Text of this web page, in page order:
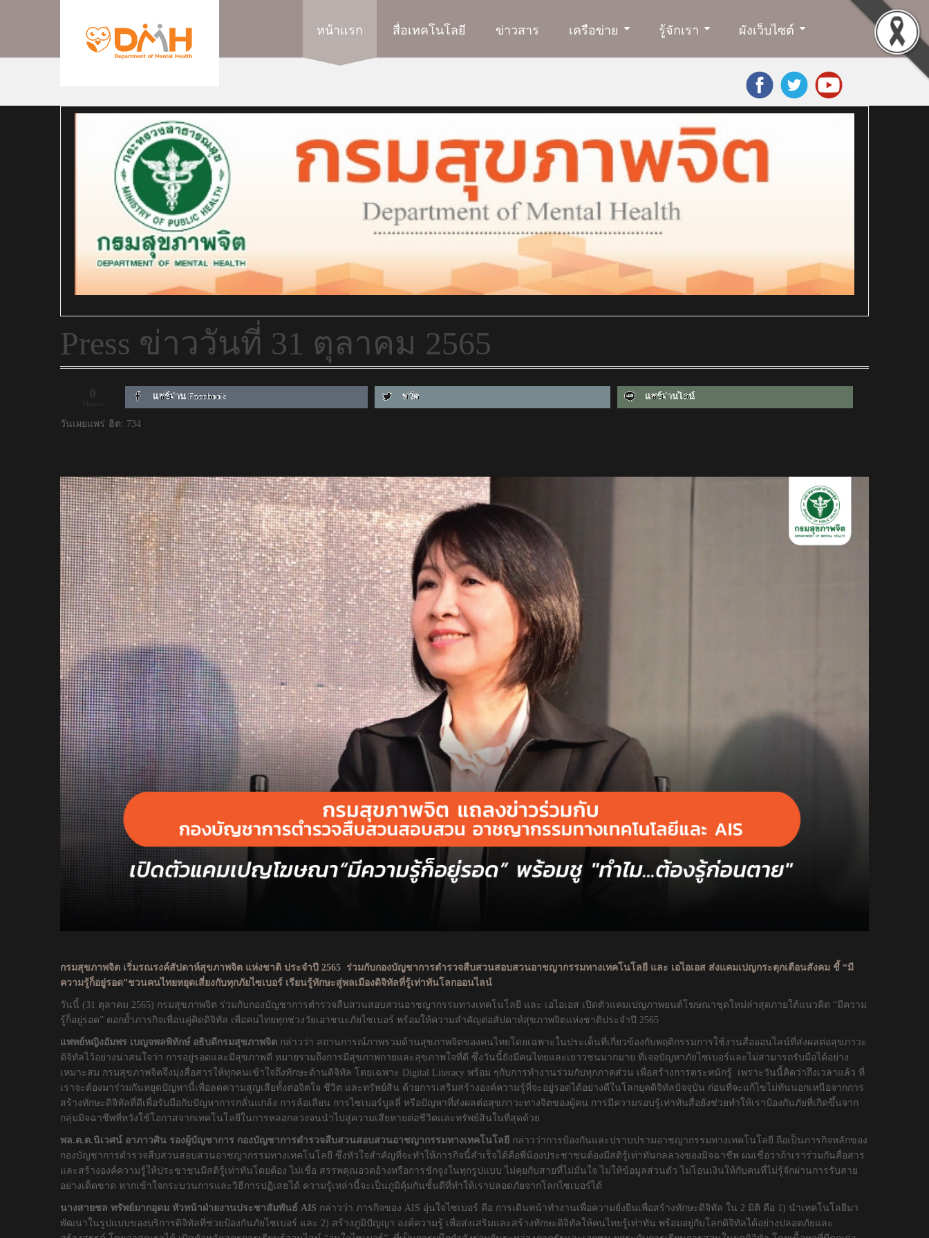
หน้าแรก สื่อเทคโนโลยี ข่าวสาร เครือข่าย รู้จักเรา ผังเว็บไซต์
Press ข่าววันที่ 31 ตุลาคม 2565
0 แชร์ผ่าน Facebook ทวีต แชร์ผ่านไลน์
วันเผยแพร่ ฮิต: 734
กรมสุขภาพจิต เริ่มรณรงค์สัปดาห์สุขภาพจิต แห่งชาติ ประจำปี 2565 ร่วมกับกองบัญชาการตำรวจสืบสวนสอบสวนอาชญากรรมทางเทคโนโลยี และ เอไอเอส ส่งแคมเปญกระตุกเตือนสังคม ชี้ “มี
ความรู้ก็อยู่รอด”ชวนคนไทยหยุดเสี่ยงกับทุกภัยไซเบอร์ เรียนรู้ทักษะสู่พลเมืองดิจิทัลที่รู้เท่าทันโลกออนไลน์
วันนี้ (31 ตุลาคม 2565) กรมสุขภาพจิต ร่วมกับกองบัญชาการตำรวจสืบสวนสอบสวนอาชญากรรมทางเทคโนโลยี และ เอไอเอส เปิดตัวแคมเปญภาพยนต์โฆษณาชุดใหม่ล่าสุดภายใต้แนวคิด “มีความ
รู้ก็อยู่รอด” ตอกย้ำภารกิจเพื่อนคู่คิดดิจิทัล เพื่อคนไทยทุกช่วงวัยเอาชนะภัยไซเบอร์ พร้อมให้ความสำคัญต่อสัปดาห์สุขภาพจิตแห่งชาติประจำปี 2565
แพทย์หญิงอัมพร เบญจพลพิทักษ์ อธิบดีกรมสุขภาพจิต กล่าวว่า สถานการณ์ภาพรวมด้านสุขภาพจิตของคนไทยโดยเฉพาะในประเด็นที่เกี่ยวข้องกับพฤติกรรมการใช้งานสื่อออนไลน์ที่ส่งผลต่อสุขภาวะ
ดิจิทัลไว้อย่างน่าสนใจว่า การอยู่รอดและมีสุขภาพดี หมายรวมถึงการมีสุขภาพกายและสุขภาพใจที่ดี ซึ่งวันนี้ยังมีคนไทยและเยาวชนมากมาย ที่เจอปัญหาภัยไซเบอร์และไม่สามารถรับมือได้อย่าง
เหมาะสม กรมสุขภาพจิตจึงมุ่งสื่อสารให้ทุกคนเข้าใจถึงทักษะด้านดิจิทัล โดยเฉพาะ Digital Literacy พร้อม ๆกับการทำงานร่วมกับทุกภาคส่วน เพื่อสร้างการตระหนักรู้ เพราะวันนี้คิดว่าถึงเวลาแล้ว ที่
เราจะต้องมาร่วมกันหยุดปัญหานี้เพื่อลดความสูญเสียทั้งต่อจิตใจ ชีวิต และทรัพย์สิน ด้วยการเสริมสร้างองค์ความรู้ที่จะอยู่รอดได้อย่างดีในโลกยุคดิจิทัลปัจจุบัน ก่อนที่จะแก้ไขไม่ทันนอกเหนือจากการ
สร้างทักษะดิจิทัลที่ดีเพื่อรับมือกับปัญหาการกลั่นแกล้ง การล้อเลียน การไซเบอร์บูลลี่ หรือปัญหาที่ส่งผลต่อสุขภาวะทางจิตของผู้คน การมีความรอบรู้เท่าทันสื่อยังช่วยทำให้เราป้องกันภัยที่เกิดขึ้นจาก
กลุ่มมิจฉาชีพที่หวังใช้โอกาสจากเทคโนโลยีในการหลอกลวงจนนำไปสู่ความเสียหายต่อชีวิตและทรัพย์สินในที่สุดด้วย
พล.ต.ต.นิเวศน์ อาภาวศิน รองผู้บัญชาการ กองบัญชาการตำรวจสืบสวนสอบสวนอาชญากรรมทางเทคโนโลยี กล่าวว่าการป้องกันและปราบปรามอาชญากรรมทางเทคโนโลยี ถือเป็นภารกิจหลักของ
กองบัญชาการตำรวจสืบสวนสอบสวนอาชญากรรมทางเทคโนโลยี ซึ่งหัวใจสำคัญที่จะทำให้ภารกิจนี้สำเร็จได้คือพี่น้องประชาชนต้องมีสติรู้เท่าทันกลลวงของมิจฉาชีพ ผมเชื่อว่าถ้าเราร่วมกันสื่อสาร
และสร้างองค์ความรู้ให้ประชาชนมีสติรู้เท่าทันโดยต้อง ไม่เชื่อ สรรพคุณอวดอ้างหรือการชักจูงในทุกรูปแบบ ไม่คุยกับสายที่ไม่มั่นใจ ไม่ให้ข้อมูลส่วนตัว ไม่โอนเงินให้กับคนที่ไม่รู้จักผ่านการรับสาย
อย่างเด็ดขาด หากเข้าใจกระบวนการและวิธีการปฏิเสธได้ ความรู้เหล่านี้จะเป็นภูมิคุ้มกันชั้นดีที่ทำให้เราปลอดภัยจากโลกไซเบอร์ได้
นางสายชล ทรัพย์มากอุดม หัวหน้าฝ่ายงานประชาสัมพันธ์ AIS กล่าวว่า ภารกิจของ AIS อุ่นใจไซเบอร์ คือ การเดินหน้าทำงานเพื่อความยั่งยืนเพื่อสร้างทักษะดิจิทัล ใน 2 มิติ คือ 1) นำเทคโนโลยีมา
พัฒนาในรูปแบบของบริการดิจิทัลที่ช่วยป้องกันภัยไซเบอร์ และ 2) สร้างภูมิปัญญา องค์ความรู้ เพื่อส่งเสริมและสร้างทักษะดิจิทัลให้คนไทยรู้เท่าทัน พร้อมอยู่กับโลกดิจิทัลได้อย่างปลอดภัยและ